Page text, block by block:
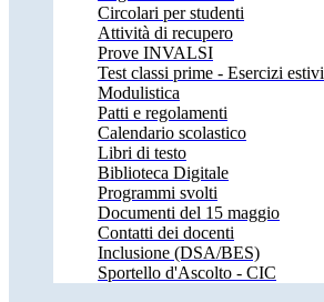
Circolari per studenti
Attività di recupero
Prove INVALSI
Test classi prime - Esercizi estivi
Modulistica
Patti e regolamenti
Calendario scolastico
Libri di testo
Biblioteca Digitale
Programmi svolti
Documenti del 15 maggio
Contatti dei docenti
Inclusione (DSA/BES)
Sportello d'Ascolto - CIC